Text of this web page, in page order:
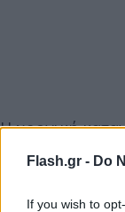
Flash.gr - Do
If you wish to
Η χρονική
έναρξης